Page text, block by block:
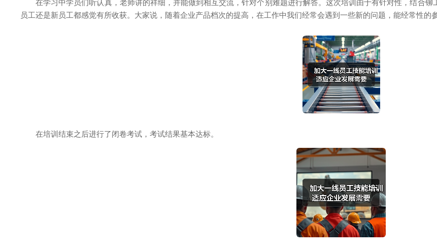
在学习中学员们听认真，老师讲的祥细，并能做到相互交流，针对个别难题进行解答。这次培训由于有针对性，结合铆
员工还是新员工都感觉有所收获。大家说，随着企业产品档次的提高，在工作中我们经常会遇到一些新的问题，能经常性的
在培训结束之后进行了闭卷考试，考试结果基本达标。